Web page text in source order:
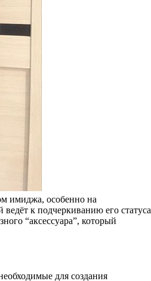
имиджа, особенно на
к подчеркиванию его статуса
“аксессуара”, который
для создания